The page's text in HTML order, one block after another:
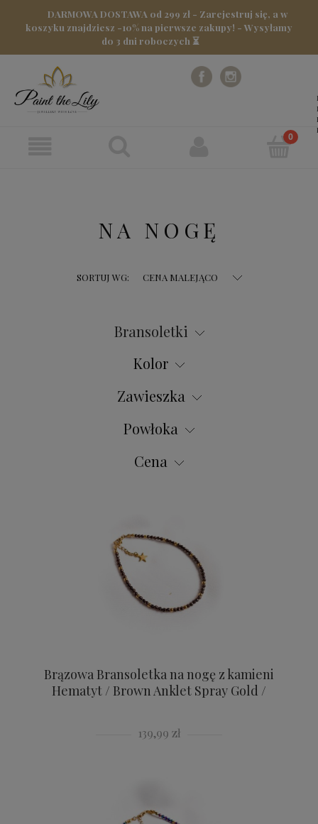
DARMOWA DOSTAWA od 299 zł - Zarejestruj się, a w
koszyku znajdziesz -10% na pierwsze zakupy! - Wysyłamy
do 3 dni roboczych ⏳
NA NOGĘ
SORTUJ WG: CENA MALEJĄCO
Bransoletki
Kolor
Zawieszka
Powłoka
Cena
Brązowa Bransoletka na nogę z kamieni
Hematyt / Brown Anklet Spray Gold /
139,99 zł